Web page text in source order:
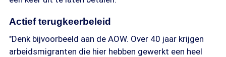
Actief terugkeerbeleid
"Denk bijvoorbeeld aan de AOW. Over 40 jaar krijgen
arbeidsmigranten die hier hebben gewerkt een heel